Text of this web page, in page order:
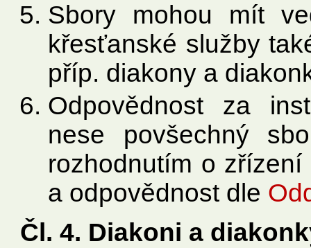
Sbory mohou mít
křesťanské služby
příp. diakony a
Odpovědnost za
nese povšechný
rozhodnutím o
a odpovědnost dle
Čl. 4. Diakoni a